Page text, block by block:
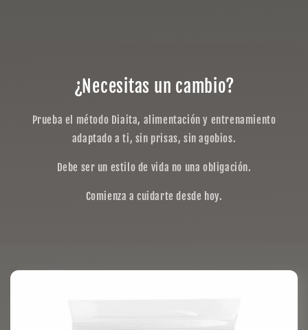
¿Necesitas un cambio?
Prueba el método Diaita, alimentación y entrenamiento
adaptado a ti, sin prisas, sin agobios.
Debe ser un estilo de vida no una obligación.
Comienza a cuidarte desde hoy.